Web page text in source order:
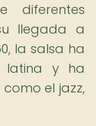
diferentes
llegada a
la salsa ha
latina y ha
el jazz,